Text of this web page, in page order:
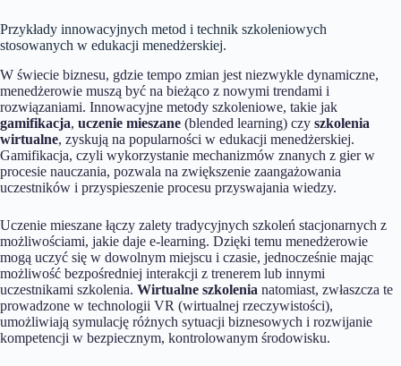
Przykłady innowacyjnych metod i technik szkoleniowych
stosowanych w edukacji menedżerskiej.
W świecie biznesu, gdzie tempo zmian jest niezwykle dynamiczne,
menedżerowie muszą być na bieżąco z nowymi trendami i
rozwiązaniami. Innowacyjne metody szkoleniowe, takie jak
gamifikacja, uczenie mieszane (blended learning) czy szkolenia
wirtualne, zyskują na popularności w edukacji menedżerskiej.
Gamifikacja, czyli wykorzystanie mechanizmów znanych z gier w
procesie nauczania, pozwala na zwiększenie zaangażowania
uczestników i przyspieszenie procesu przyswajania wiedzy.
Uczenie mieszane łączy zalety tradycyjnych szkoleń stacjonarnych z
możliwościami, jakie daje e-learning. Dzięki temu menedżerowie
mogą uczyć się w dowolnym miejscu i czasie, jednocześnie mając
możliwość bezpośredniej interakcji z trenerem lub innymi
uczestnikami szkolenia. Wirtualne szkolenia natomiast, zwłaszcza te
prowadzone w technologii VR (wirtualnej rzeczywistości),
umożliwiają symulację różnych sytuacji biznesowych i rozwijanie
kompetencji w bezpiecznym, kontrolowanym środowisku.